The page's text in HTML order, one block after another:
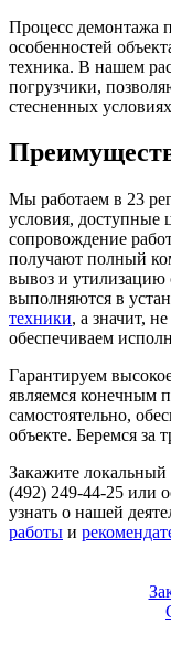
Процесс демонтажа
особенностей
техника. В нашем
погрузчики,
стесненных
Мы работаем в 23
условия, доступные
сопровождение
получают полный
вывоз и утилизацию
выполняются в
техники, а значит,
обеспечиваем
Гарантируем
являемся конечным
самостоятельно,
объекте. Беремся
Закажите
(492) 249-44-25 или
узнать о нашей
работы и